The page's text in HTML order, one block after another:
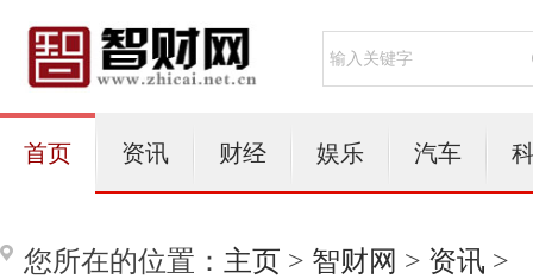
首页 资讯 财经 娱乐 汽车
您所在的位置： 主页 > 智财网 > 资讯 >